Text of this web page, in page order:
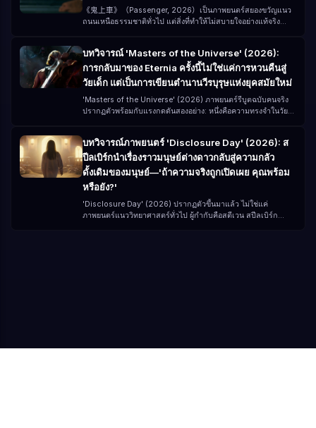
《鬼上車》（Passenger, 2026）เป็นภาพยนตร์สยองขวัญแนว
ถนนเหนือธรรมชาติทั่วไป แต่สิ่งที่ทำให้ไม่สบายใจอย่างแท้จริง
นำแสดงโดย Jacob Scipio, Lou Llobell และ Melissa Leo
ภาพยนตร์เรื่องนี้สร้างประสบการณ์สยองขวัญแบบ "กดดัน" ด้วยงบ
ประมาณต่ำ (ประมาณ 15 ล้านดอลลาร์สหรัฐ)
บทวิจารณ์ 'Masters of the Universe' (2026):
การกลับมาของ Eternia ครั้งนี้ไม่ใช่แค่การหวนคืนสู่
วัยเด็ก แต่เป็นการเขียนตำนานวีรบุรุษแห่งยุคสมัยใหม่
'Masters of the Universe' (2026) ภาพยนตร์รีบูตฉบับคนจริง
ปรากฏตัวพร้อมกับแรงกดดันสองอย่าง: หนึ่งคือความทรงจำในวัย
คน 'Masters of the Universe' ไม่ใช่เรื่องราวใหม่ แต่เป็นความ
ทรงจำ: 'เพื่อพลังแห่ง Grayskull!' แต่เวอร์ชันปี 2026 ไม่ใช่แค่
ความคิดถึงอีกต่อไป แต่เป็นการ重构ตำนานที่อัปเกรดอย่าง
สมบูรณ์
บทวิจารณ์ภาพยนตร์ 'Disclosure Day' (2026): ส
ปีลเบิร์กนำเรื่องราวมนุษย์ต่างดาวกลับสู่ความกลัว
ดั้งเดิมของมนุษย์—'ถ้าความจริงถูกเปิดเผย คุณพร้อม
หรือยัง?'
'Disclosure Day' (2026) ปรากฏตัวขึ้นมาแล้ว ไม่ใช่แค่
ภาพยนตร์แนววิทยาศาสตร์ทั่วไป ผู้กำกับคือสตีเวน สปีลเบิร์ก